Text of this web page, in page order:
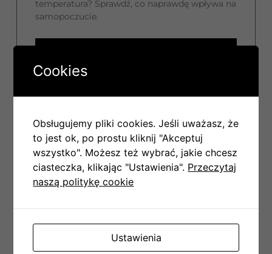
temperatura? Sprawdź, co naprawdę wpływa na
samopoczucie.
WENTYLACJA
Cookies
Obsługujemy pliki cookies. Jeśli uważasz, że
to jest ok, po prostu kliknij "Akceptuj
wszystko". Możesz też wybrać, jakie chcesz
ciasteczka, klikając "Ustawienia". Przeczytaj
naszą politykę cookie
Ustawienia